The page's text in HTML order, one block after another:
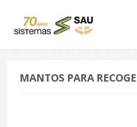
MANTOS PARA